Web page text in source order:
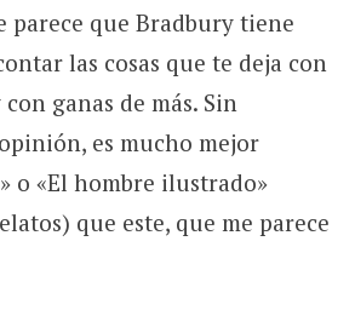
parece que Bradbury tiene
las cosas que te deja con
ganas de más. Sin
es mucho mejor
o «El hombre ilustrado»
que este, que me parece